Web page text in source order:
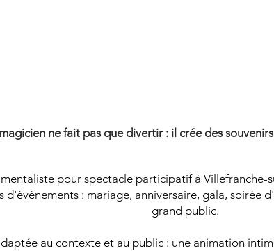
magicien ne fait pas que divertir : il crée des
pour spectacle participatif à Villefranche-
: mariage, anniversaire, gala, soirée
grand public.
au contexte et au public : une animation